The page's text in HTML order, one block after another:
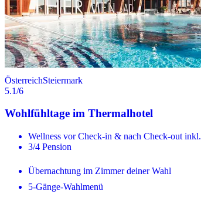
ÖsterreichSteiermark
5.1/6
Wohlfühltage im Thermalhotel
Wellness vor Check-in & nach Check-out inkl.
3/4 Pension
Übernachtung im Zimmer deiner Wahl
5-Gänge-Wahlmenü